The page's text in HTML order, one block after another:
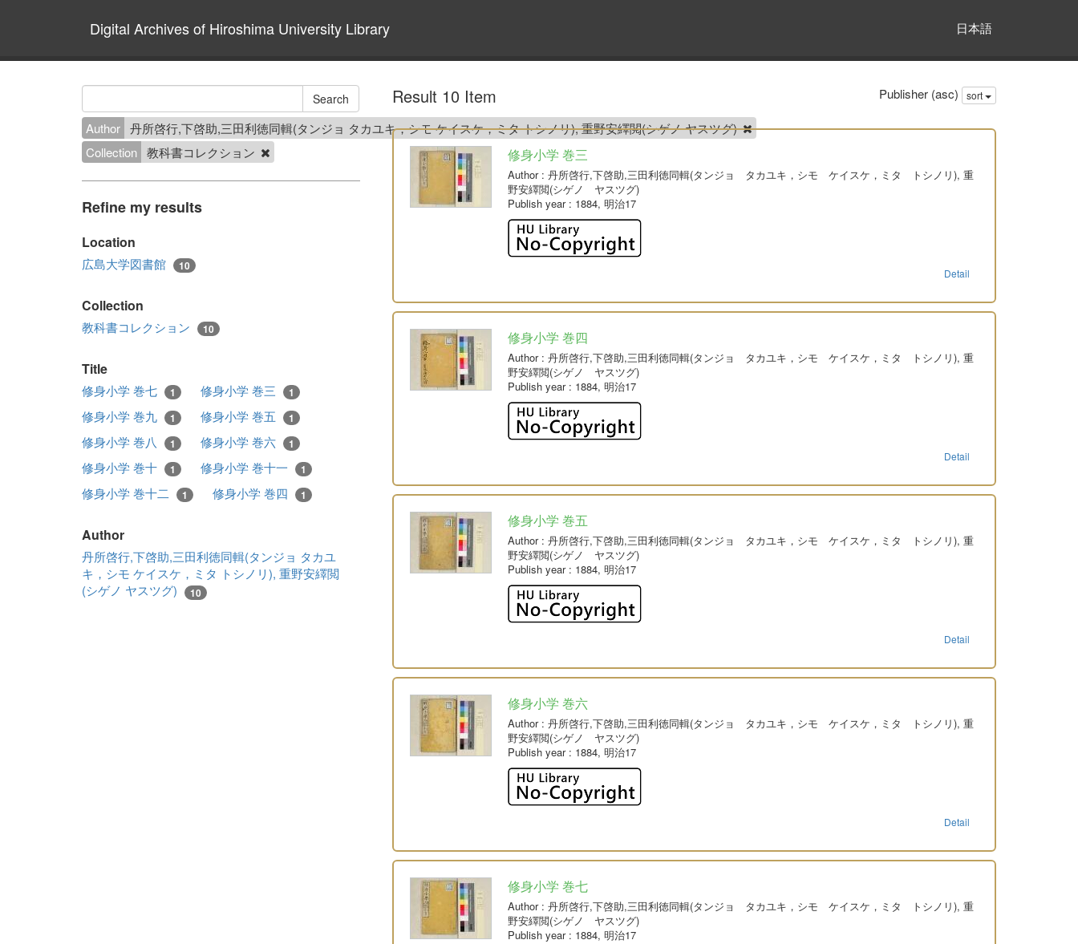
Digital Archives of Hiroshima University Library 日本語
Author 丹所啓行,下啓助,三田利徳同輯(タンジョ タカユキ，シモ ケイスケ，ミタ トシノリ), 重野安繹閲(シゲノ ヤスツグ)
Collection 教科書コレクション
Refine my results
Location
広島大学図書館 10
Collection
教科書コレクション 10
Title
修身小学 巻七 1 修身小学 巻三 1
修身小学 巻九 1 修身小学 巻五 1
修身小学 巻八 1 修身小学 巻六 1
修身小学 巻十 1 修身小学 巻十一 1
修身小学 巻十二 1 修身小学 巻四 1
Author
丹所啓行,下啓助,三田利徳同輯(タンジョ タカユ
キ，シモ ケイスケ，ミタ トシノリ), 重野安繹閲
(シゲノ ヤスツグ)
10
Result 10 Item Publisher (asc) sort
修身小学 巻三
Author: 丹所啓行,下啓助,三田利徳同輯(タンジョ タカユキ，シモ ケイスケ，ミタ トシノリ), 重
野安繹閲(シゲノ ヤスツグ)
Publish year: 1884, 明治17
Detail
修身小学 巻四
Author: 丹所啓行,下啓助,三田利徳同輯(タンジョ タカユキ，シモ ケイスケ，ミタ トシノリ), 重
野安繹閲(シゲノ ヤスツグ)
Publish year: 1884, 明治17
Detail
修身小学 巻五
Author: 丹所啓行,下啓助,三田利徳同輯(タンジョ タカユキ，シモ ケイスケ，ミタ トシノリ), 重
野安繹閲(シゲノ ヤスツグ)
Publish year: 1884, 明治17
Detail
修身小学 巻六
Author: 丹所啓行,下啓助,三田利徳同輯(タンジョ タカユキ，シモ ケイスケ，ミタ トシノリ), 重
野安繹閲(シゲノ ヤスツグ)
Publish year: 1884, 明治17
Detail
修身小学 巻七
Author: 丹所啓行,下啓助,三田利徳同輯(タンジョ タカユキ，シモ ケイスケ，ミタ トシノリ), 重
野安繹閲(シゲノ ヤスツグ)
Publish year: 1884, 明治17